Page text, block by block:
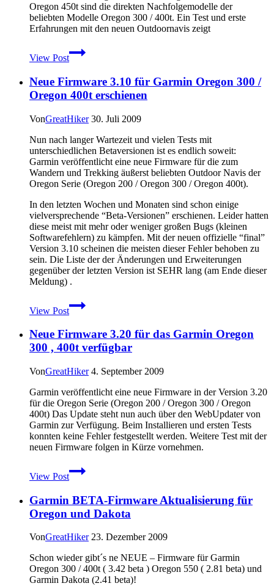
Garmin
GPSMap
62s
Oregon 450t sind die direkten Nachfolgemodelle der
beliebten Modelle Oregon 300 / 400t. Ein Test und erste
Erfahrungen mit den neuen Outdoornavis zeigt
View Post
Garmin
Oregon
Test
–
Oregon
450t
Testbericht
und
Erfahrungen
Neue Firmware 3.10 für Garmin Oregon 300 /
Oregon 400t erschienen
VonGreatHiker 30. Juli 2009
Nun nach langer Wartezeit und vielen Tests mit
unterschiedlichen Betaversionen ist es endlich soweit:
Garmin veröffentlicht eine neue Firmware für die zum
Wandern und Trekking äußerst beliebten Outdoor Navis der
Oregon Serie (Oregon 200 / Oregon 300 / Oregon 400t).
In den letzten Wochen und Monaten sind schon einige
vielversprechende “Beta-Versionen” erschienen. Leider hatten
diese meist mit mehr oder weniger großen Bugs (kleinen
Softwarefehlern) zu kämpfen. Mit der neuen offizielle “final”
Version 3.10 scheinen die meisten dieser Fehler behoben zu
sein. Die Liste der der Änderungen und Erweiterungen
gegenüber der letzten Version ist SEHR lang (am Ende dieser
Meldung) .
View Post
Neue
Firmware
für
Garmin
300
/
Oregon
400t
erschienen
Neue Firmware 3.20 für das Garmin Oregon
300 , 400t verfügbar
VonGreatHiker 4. September 2009
Garmin veröffentlicht eine neue Firmware in der Version 3.20
für die Oregon Serie (Oregon 200 / Oregon 300 / Oregon
400t) Das Update steht nun auch über den WebUpdater von
Garmin zur Verfügung. Beim Installieren und ersten Tests
konnten keine Fehler festgestellt werden. Weitere Test mit der
neuen Firmware folgen in Kürze vornehmen.
View Post
Neue
Firmware
für
das
Garmin
Oregon
300
,
400t
verfügbar
Garmin BETA-Firmware Aktualisierung für
Oregon und Dakota
VonGreatHiker 23. Dezember 2009
Schon wieder gibt´s ne NEUE – Firmware für Garmin
Oregon 300 / 400t ( 3.42 beta ) Oregon 550 ( 2.81 beta) und
Garmin Dakota (2.41 beta)!